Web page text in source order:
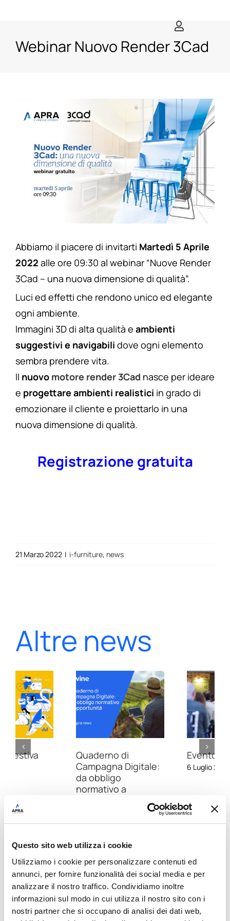
Questo sito web utilizza i cookie
Utilizziamo i cookie per personalizzare contenuti ed
annunci, per fornire funzionalità dei social media e per
analizzare il nostro traffico. Condividiamo inoltre
informazioni sul modo in cui utilizza il nostro sito con i
nostri partner che si occupano di analisi dei dati web,
contenuto
Webinar Nuovo Render 3Cad
immagine
Abbiamo il piacere di invitarti Martedì 5 Aprile
2022 alle ore 09:30 al webinar “Nuove Render
3Cad – una nuova dimensione di qualità”.
Luci ed effetti che rendono unico ed elegante
ogni ambiente.
Immagini 3D di alta qualità e ambienti
suggestivi e navigabili dove ogni elemento
sembra prendere vita.
Il nuovo motore render 3Cad nasce per ideare
e progettare ambienti realistici in grado di
emozionare il cliente e proiettarlo in una
nuova dimensione di qualità.
Registrazione gratuita
21 Marzo 2022 | i-furniture, news
Altre news
Quaderno di
Campagna Digitale:
aziende vitivinicole
21 Luglio 2026
Evento Apra 2026
6 Luglio 2026